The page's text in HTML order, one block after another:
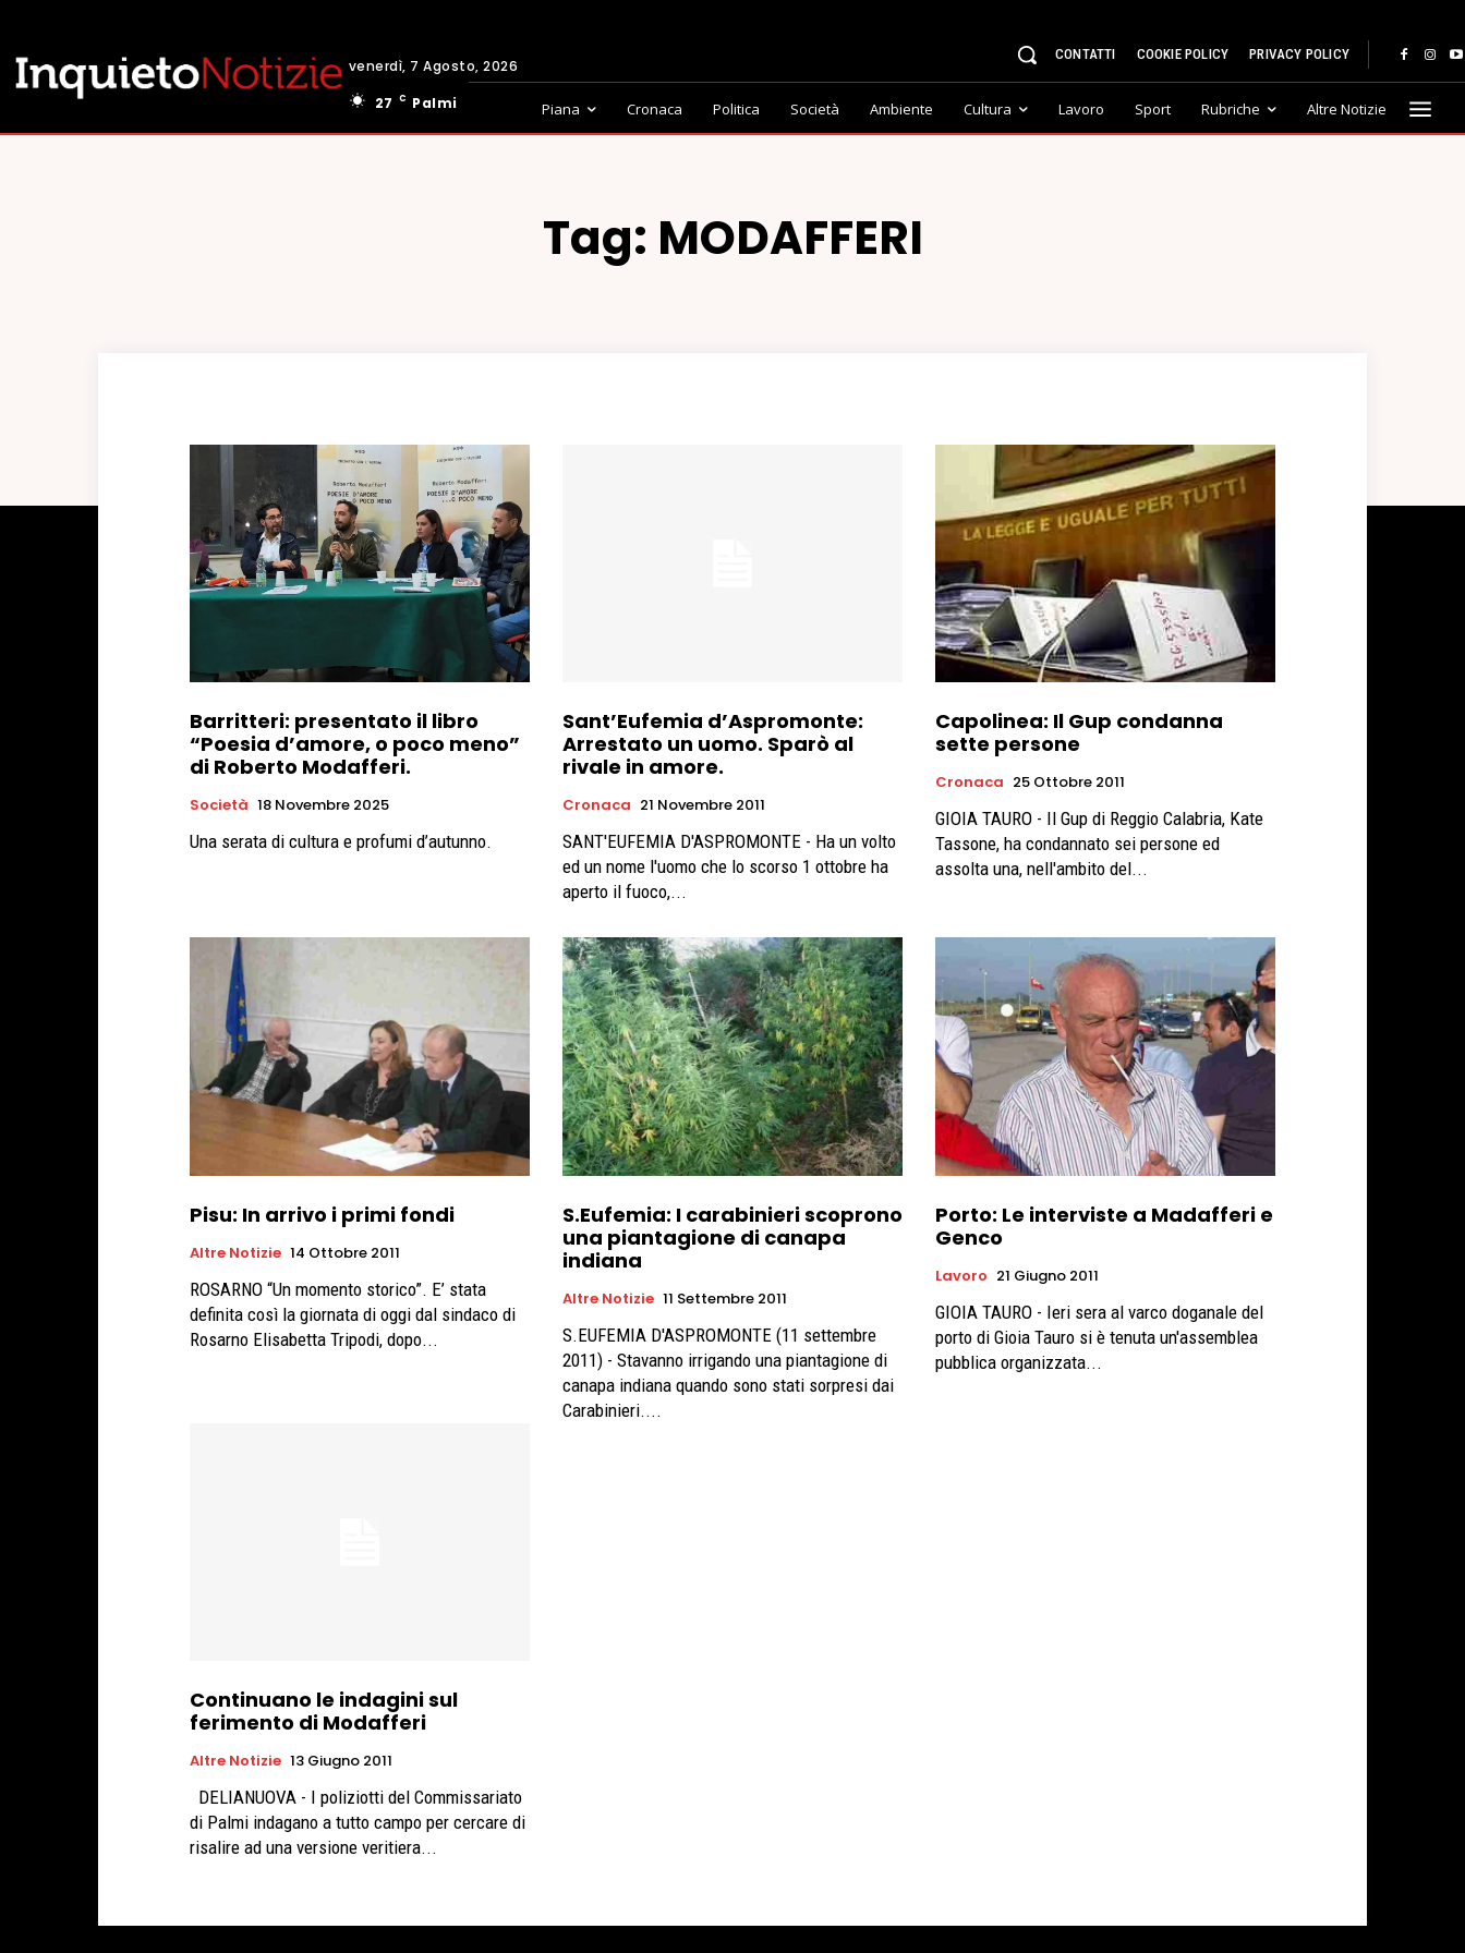
venerdì, 7 Agosto, 2026
27
C Palmi
CONTATTI COOKIE POLICY PRIVACY POLICY
Piana Cronaca Politica Società Ambiente Cultura Lavoro Sport Rubriche Altre Notizie
Tag: MODAFFERI
Barritteri: presentato il libro
“Poesia d’amore, o poco meno”
di Roberto Modafferi.
Società 18 Novembre 2025
Una serata di cultura e profumi d’autunno.
Sant’Eufemia d’Aspromonte:
Arrestato un uomo. Sparò al
rivale in amore.
Cronaca 21 Novembre 2011
SANT'EUFEMIA D'ASPROMONTE - Ha un volto
ed un nome l'uomo che lo scorso 1 ottobre ha
aperto il fuoco,...
Capolinea: Il Gup condanna
sette persone
Cronaca 25 Ottobre 2011
GIOIA TAURO - Il Gup di Reggio Calabria, Kate
Tassone, ha condannato sei persone ed
assolta una, nell'ambito del...
Pisu: In arrivo i primi fondi
Altre Notizie 14 Ottobre 2011
ROSARNO “Un momento storico”. E’ stata
definita così la giornata di oggi dal sindaco di
Rosarno Elisabetta Tripodi, dopo...
S.Eufemia: I carabinieri scoprono
una piantagione di canapa
indiana
Altre Notizie 11 Settembre 2011
S.EUFEMIA D'ASPROMONTE (11 settembre
2011) - Stavanno irrigando una piantagione di
canapa indiana quando sono stati sorpresi dai
Carabinieri....
Porto: Le interviste a Madafferi e
Genco
Lavoro 21 Giugno 2011
GIOIA TAURO - Ieri sera al varco doganale del
porto di Gioia Tauro si è tenuta un'assemblea
pubblica organizzata...
Continuano le indagini sul
ferimento di Modafferi
Altre Notizie 13 Giugno 2011
di Palmi indagano a tutto campo per cercare di
risalire ad una versione veritiera...